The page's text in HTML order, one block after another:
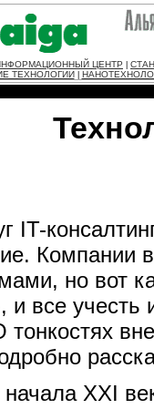
ЦЕНТР
ТЕХНОЛОГИИ
IT-
Компании
но вот
и все учесть
XXI